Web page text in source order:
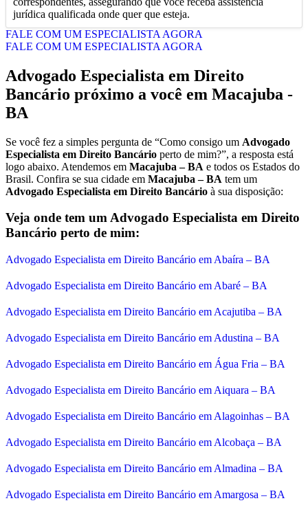
jurídica qualificada onde quer que esteja.
FALE COM UM ESPECIALISTA AGORA
FALE COM UM ESPECIALISTA AGORA
Advogado Especialista em Direito
Bancário próximo a você em Macajuba -
BA
Se você fez a simples pergunta de “Como consigo um Advogado
Especialista em Direito Bancário perto de mim?”, a resposta está
logo abaixo. Atendemos em Macajuba – BA e todos os Estados do
Brasil. Confira se sua cidade em Macajuba – BA tem um
Advogado Especialista em Direito Bancário à sua disposição:
Veja onde tem um Advogado Especialista em Direito
Bancário perto de mim:
Advogado Especialista em Direito Bancário em Abaíra – BA
Advogado Especialista em Direito Bancário em Abaré – BA
Advogado Especialista em Direito Bancário em Acajutiba – BA
Advogado Especialista em Direito Bancário em Adustina – BA
Advogado Especialista em Direito Bancário em Água Fria – BA
Advogado Especialista em Direito Bancário em Aiquara – BA
Advogado Especialista em Direito Bancário em Alagoinhas – BA
Advogado Especialista em Direito Bancário em Alcobaça – BA
Advogado Especialista em Direito Bancário em Almadina – BA
Advogado Especialista em Direito Bancário em Amargosa – BA